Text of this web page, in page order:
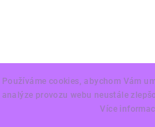
Používáme cookies, abychom Vám
analýze provozu webu neustále
Více